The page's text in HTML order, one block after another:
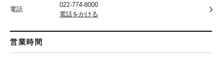
電話
022-774-8000
電話をかける
営業時間